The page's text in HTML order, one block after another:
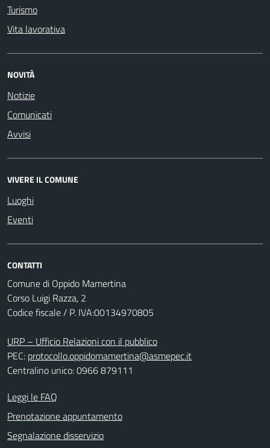
Turismo
Vita lavorativa
NOVITÀ
Notizie
Comunicati
Avvisi
VIVERE IL COMUNE
Luoghi
Eventi
CONTATTI
Comune di Oppido Mamertina
Corso Luigi Razza, 2
Codice fiscale / P. IVA:00134970805
URP – Ufficio Relazioni con il pubblico
PEC: protocollo.oppidomamertina@asmepec.it
Centralino unico: 0966 879111
Leggi le FAQ
Prenotazione appuntamento
Segnalazione disservizio